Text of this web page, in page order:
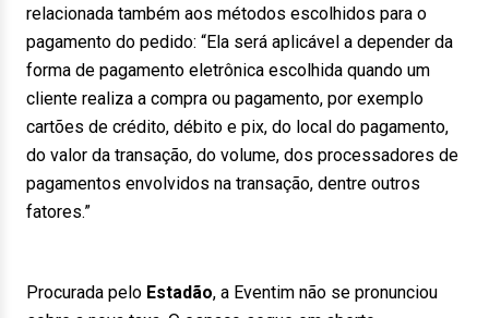
relacionada também aos métodos escolhidos para o
pagamento do pedido: “Ela será aplicável a depender da
forma de pagamento eletrônica escolhida quando um
cliente realiza a compra ou pagamento, por exemplo
cartões de crédito, débito e pix, do local do pagamento,
do valor da transação, do volume, dos processadores de
pagamentos envolvidos na transação, dentre outros
fatores.”
Procurada pelo Estadão, a Eventim não se pronunciou